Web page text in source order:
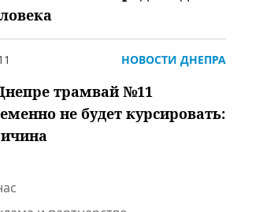
НОВОСТИ ДНЕПРА
трамвай №11
не будет курсировать: